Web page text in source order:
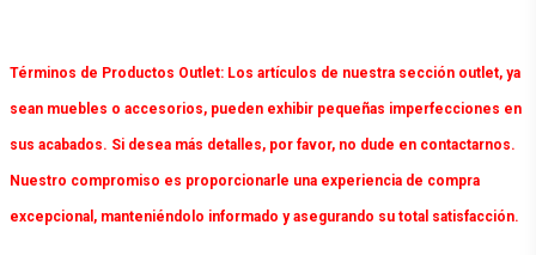
Términos de Productos Outlet: Los artículos de nuestra sección outlet, ya
sean muebles o accesorios, pueden exhibir pequeñas imperfecciones en
sus acabados. Si desea más detalles, por favor, no dude en contactarnos.
Nuestro compromiso es proporcionarle una experiencia de compra
excepcional, manteniéndolo informado y asegurando su total satisfacción.